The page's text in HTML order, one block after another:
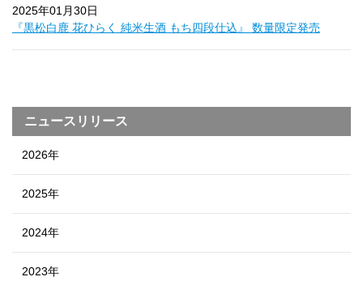
2025年01月30日
『黒松白鹿 花ひらく 純米生酒 もち四段仕込』 数量限定発売
ニュースリリース
2026年
2025年
2024年
2023年